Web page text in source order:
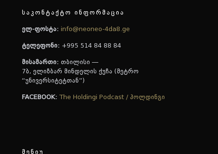
საკონტაქტო ინფორმაცია
ელ-ფოსტა: info@neoneo-4da8.ge
ტელეფონი: +995 514 84 88 84
მისამართი: თბილისი —
7ბ, ელიზბარ მინდელის ქუჩა (მეტრო
“უნივერსიტეტთან”)
FACEBOOK: The Holdingi Podcast / ჰოლდინგი
მენიუ